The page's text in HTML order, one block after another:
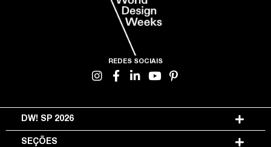
REDES SOCIAIS
DW! SP 2026
SEÇÕES